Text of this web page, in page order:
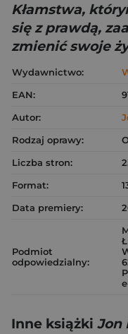
Kłamstwa,
się z prawdą,
zmienić swoje
Wydawnictwo:
EAN:
Autor:
Rodzaj oprawy:
Liczba stron:
Format:
Data premiery:
Podmiot
odpowiedzialny:
Inne książki Jon